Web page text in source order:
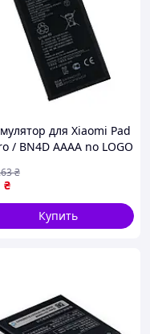
для Xiaomi Pad
/ BN4D AAAA no LOGO
₴
₴
Купить